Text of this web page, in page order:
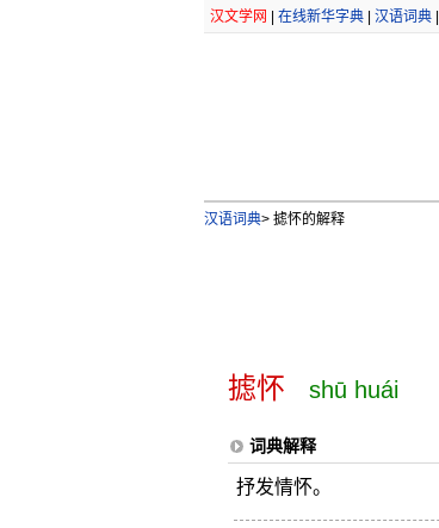
汉文学网 在线新华字典| 汉语词典|
汉语词典>摅怀的解释
摅怀 shū huái
词典解释
抒发情怀。